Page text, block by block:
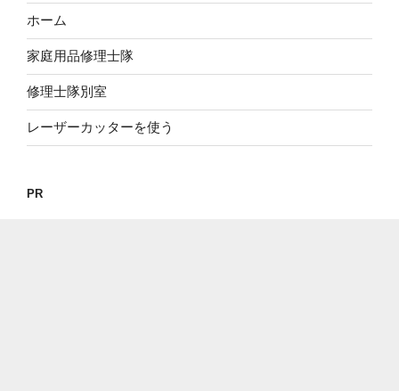
ホーム
家庭用品修理士隊
修理士隊別室
レーザーカッターを使う
PR